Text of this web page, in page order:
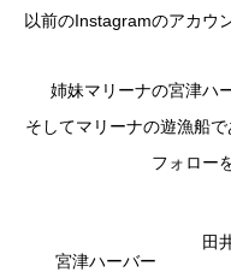
以前のInstagramのアカウ
姉妹マリーナの宮津ハ
そしてマリーナの遊漁船
フォロー
宮津ハーバー
田